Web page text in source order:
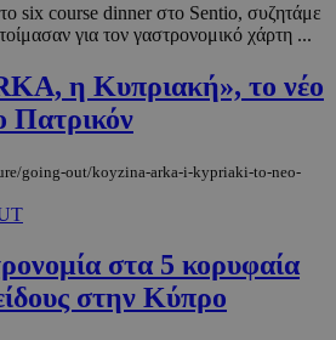
six course dinner στο Sentio, συζητάμε
για τον γαστρονομικό χάρτη ...
η Κυπριακή», το νέο
Πατρικόν
going-out/koyzina-arka-i-kypriaki-to-neo-
στα 5 κορυφαία
στην Κύπρο
m.must.com.cy